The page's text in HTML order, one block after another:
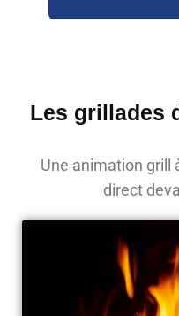
Les grillades
Une animation grill
direct